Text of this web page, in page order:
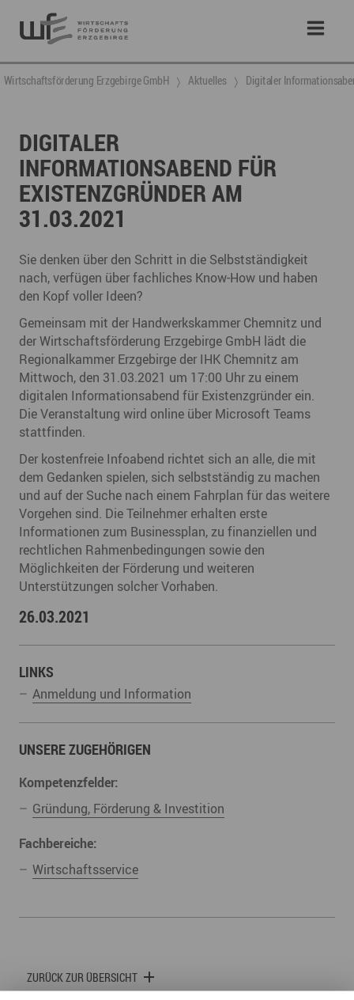
Wirtschaftsförderung Erzgebirge GmbH Aktuelles Digitaler
DIGITALER
INFORMATIONSABEND FÜR
EXISTENZGRÜNDER AM
31.03.2021
Sie denken über den Schritt in die Selbstständigkeit
nach, verfügen über fachliches Know-How und haben
den Kopf voller Ideen?
Gemeinsam mit der Handwerkskammer Chemnitz und
der Wirtschaftsförderung Erzgebirge GmbH lädt die
Regionalkammer Erzgebirge der IHK Chemnitz am
Mittwoch, den 31.03.2021 um 17:00 Uhr zu einem
digitalen Informationsabend für Existenzgründer ein.
Die Veranstaltung wird online über Microsoft Teams
stattfinden.
Der kostenfreie Infoabend richtet sich an alle, die mit
dem Gedanken spielen, sich selbstständig zu machen
und auf der Suche nach einem Fahrplan für das weitere
Vorgehen sind. Die Teilnehmer erhalten erste
Informationen zum Businessplan, zu finanziellen und
rechtlichen Rahmenbedingungen sowie den
Möglichkeiten der Förderung und weiteren
Unterstützungen solcher Vorhaben.
26.03.2021
LINKS
Anmeldung und Information
UNSERE ZUGEHÖRIGEN
Kompetenzfelder:
Gründung, Förderung & Investition
Fachbereiche:
Wirtschaftsservice
ZURÜCK ZUR ÜBERSICHT